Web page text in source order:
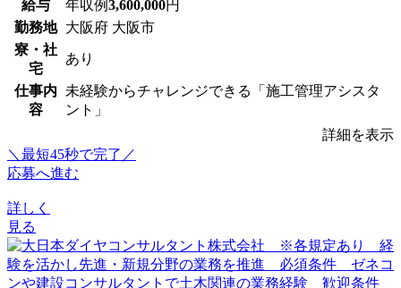
給与 年収例3,600,000円
勤務地 大阪府 大阪市
寮・社
宅
あり
仕事内
容
未経験からチャレンジできる「施工管理アシスタ
ント」
詳細を表示
＼最短45秒で完了／
応募へ進む
詳しく
見る